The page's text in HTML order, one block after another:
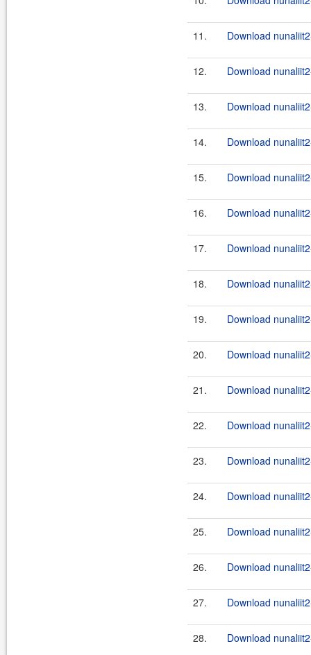
11. Download
12. Download
13. Download
14. Download
15. Download
16. Download
17. Download
18. Download
19. Download
20. Download
21. Download
22. Download
23. Download
24. Download
25. Download
26. Download
27. Download
28. Download